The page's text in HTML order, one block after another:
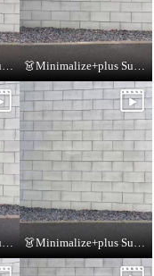
👗Minimalize+plus Summer Collection👗 👗Minimalize+plus Summer Collection👗
👗Minimalize+plus Summer Collection👗 👗Minimalize+plus Summer Collection👗